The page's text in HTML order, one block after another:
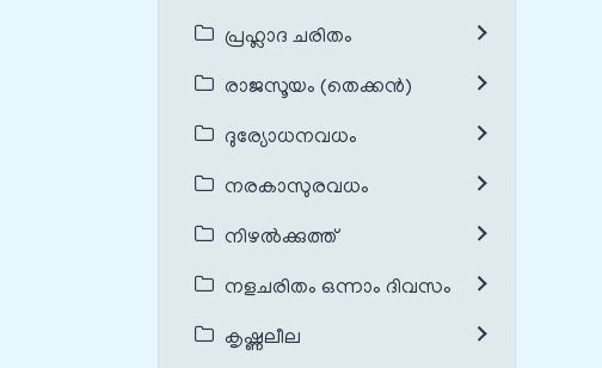
പ്രഹ്ലാദ ചരിതം
രാജസൂയം (തെക്കൻ)
ദുര്യോധനവധം
നരകാസുരവധം
നിഴൽക്കുത്ത്
നളചരിതം ഒന്നാം ദിവസം
കൃഷ്ണലീല